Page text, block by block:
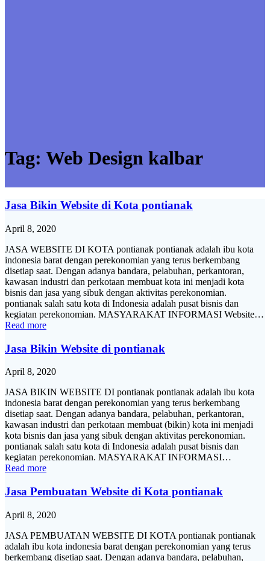
Tag: Web Design kalbar
Jasa Bikin Website di Kota pontianak
April 8, 2020
JASA WEBSITE DI KOTA pontianak pontianak adalah ibu kota
indonesia barat dengan perekonomian yang terus berkembang
disetiap saat. Dengan adanya bandara, pelabuhan, perkantoran,
kawasan industri dan perkotaan membuat kota ini menjadi kota
bisnis dan jasa yang sibuk dengan aktivitas perekonomian.
pontianak salah satu kota di Indonesia adalah pusat bisnis dan
kegiatan perekonomian. MASYARAKAT INFORMASI Website…
Read more
Jasa Bikin Website di pontianak
April 8, 2020
JASA BIKIN WEBSITE DI pontianak pontianak adalah ibu kota
indonesia barat dengan perekonomian yang terus berkembang
disetiap saat. Dengan adanya bandara, pelabuhan, perkantoran,
kawasan industri dan perkotaan membuat (bikin) kota ini menjadi
kota bisnis dan jasa yang sibuk dengan aktivitas perekonomian.
pontianak salah satu kota di Indonesia adalah pusat bisnis dan
kegiatan perekonomian. MASYARAKAT INFORMASI…
Read more
Jasa Pembuatan Website di Kota pontianak
April 8, 2020
JASA PEMBUATAN WEBSITE DI KOTA pontianak pontianak
adalah ibu kota indonesia barat dengan perekonomian yang terus
berkembang disetiap saat. Dengan adanya bandara, pelabuhan,